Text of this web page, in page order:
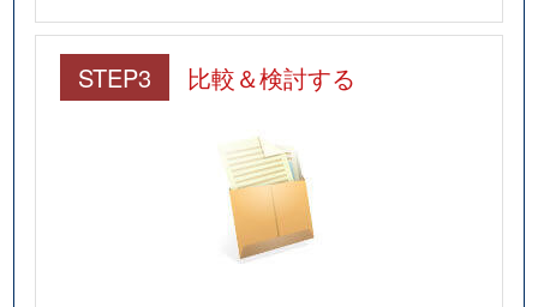
STEP3 比較＆検討する